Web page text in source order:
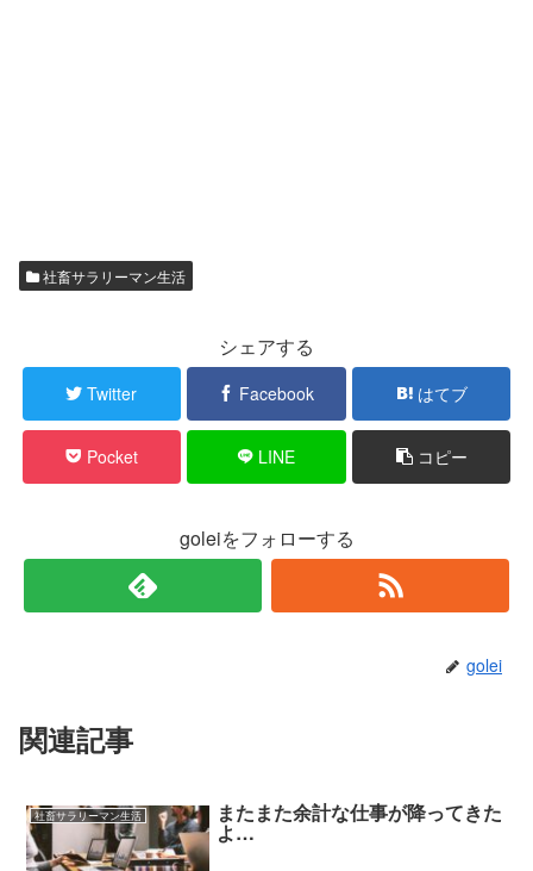
社畜サラリーマン生活
シェアする
Twitter Facebook はてブ
Pocket LINE コピー
goleiをフォローする
golei
関連記事
社畜サラリーマン生活 またまた余計な仕事が降ってきた
よ…